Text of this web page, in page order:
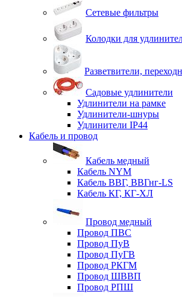
Сетевые фильтры
Колодки для
Разветвители,
Садовые удлинители
Удлинители на рамке
Удлинители-шнуры
Удлинители IP44
Кабель и провод
Кабель медный
Кабель NYM
Кабель ВВГ, ВВГнг-LS
Кабель КГ, КГ-ХЛ
Провод медный
Провод ПВС
Провод ПуВ
Провод ПуГВ
Провод РКГМ
Провод ШВВП
Провод РПШ